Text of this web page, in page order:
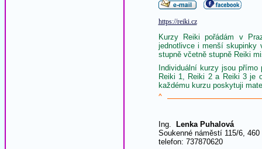
https://reiki.cz
Kurzy Reiki pořádám v
jednotlivce i menší skupinky
stupně včetně stupně Reiki
Individuální kurzy jsou
Reiki 1, Reiki 2 a Reiki 3 je
každému kurzu poskytuji
^
Ing.
Lenka Puhalová
Soukenné náměstí 115/6, 460
telefon: 737870620